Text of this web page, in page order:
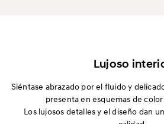
Lujoso
Siéntase abrazado por el fluido y
presenta en esquemas de
Los lujosos detalles y el diseño dan